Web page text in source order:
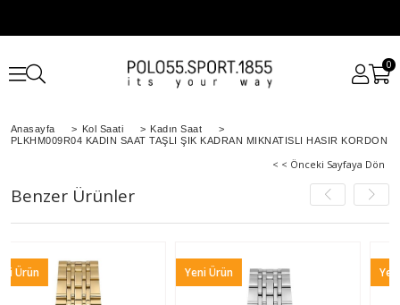
0
Anasayfa > Kol Saati > Kadın Saat
>
PLKHM009R04 KADIN SAAT TAŞLI ŞIK KADRAN MIKNATISLI HASIR KORDON
< < Önceki Sayfaya Dön
Benzer Ürünler